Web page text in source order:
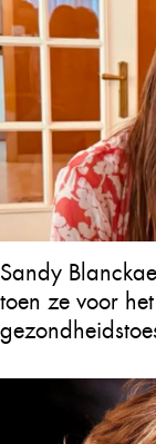
Sandy
toen ze voor